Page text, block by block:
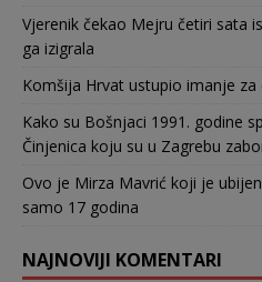
Vjerenik čekao Mejru četiri sata
ga izigrala
Komšija Hrvat ustupio imanje
Kako su Bošnjaci 1991. godine
Činjenica koju su u Zagrebu
Ovo je Mirza Mavrić koji je
samo 17 godina
NAJNOVIJI KOMENTARI